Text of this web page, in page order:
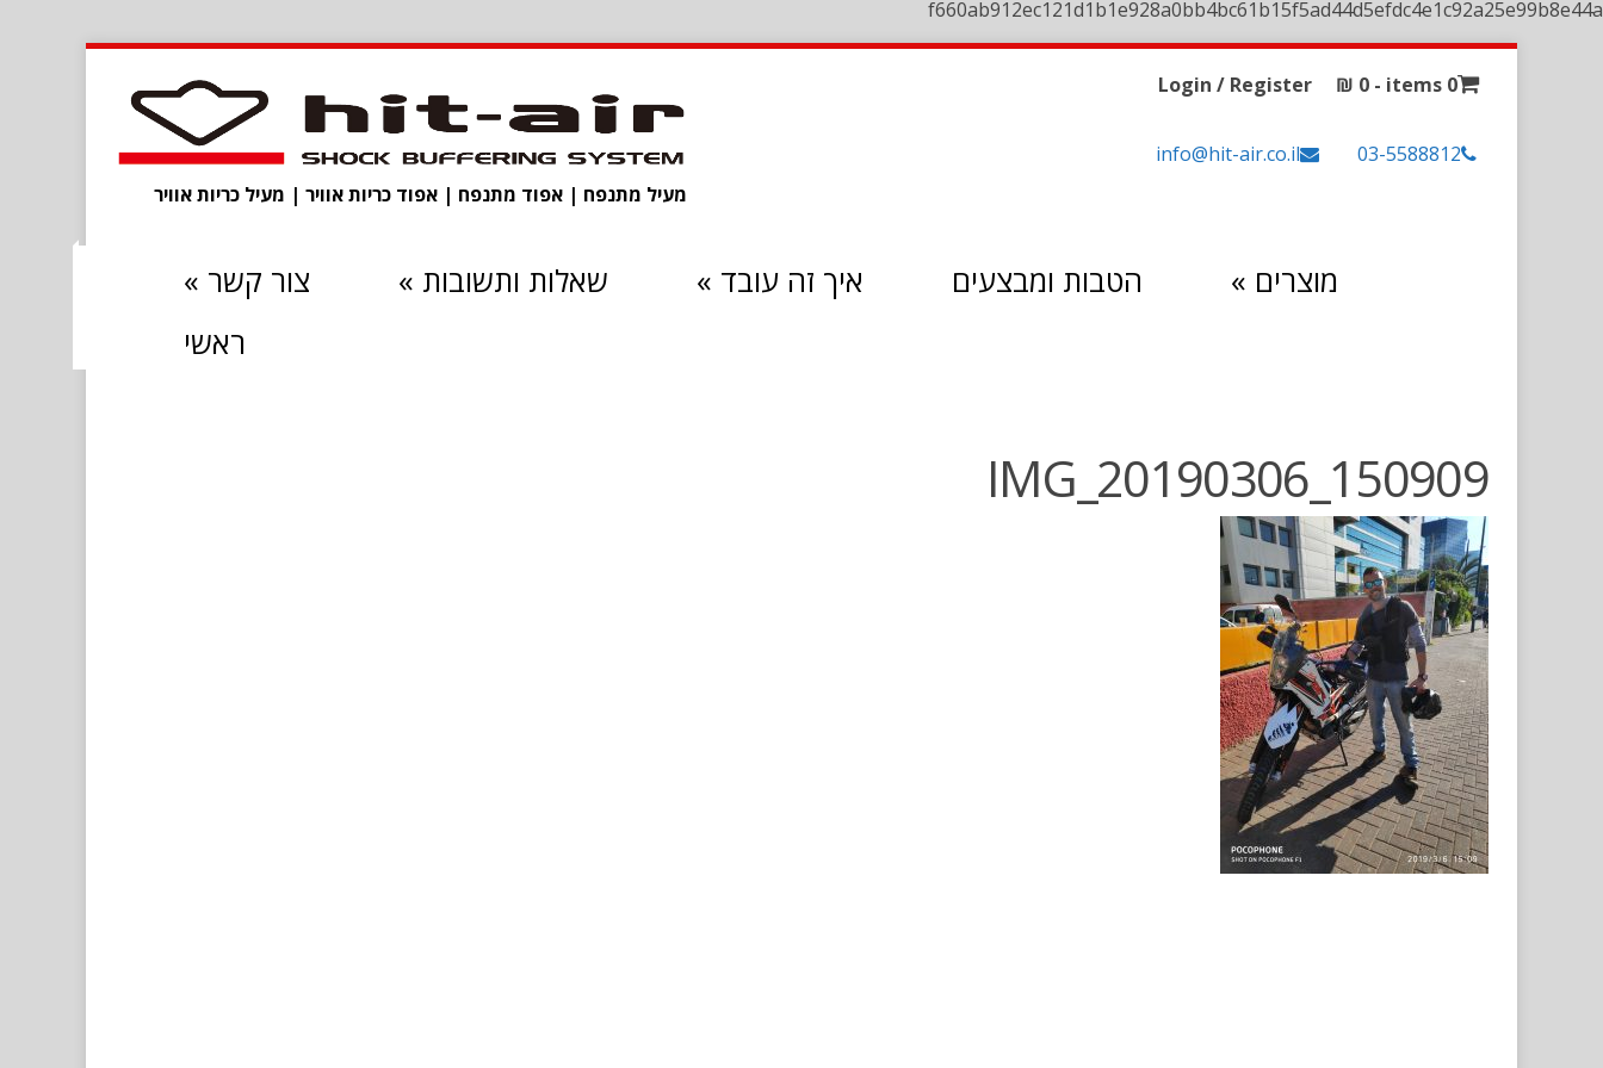
f660ab912ec121d1b1e928a0bb4bc61b15f5ad44d5efdc4e1c92a25e99b8e44a
מעיל מתנפח | אפוד מתנפח | אפוד כריות אוויר | מעיל כריות אוויר
0 items -
₪ 0
Login / Register
03-5588812
info@hit-air.co.il
צור קשר » שאלות ותשובות » איך זה עובד » הטבות ומבצעים מוצרים »
ראשי
IMG_20190306_150909